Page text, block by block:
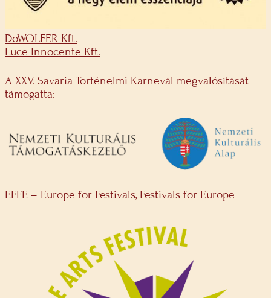
DöWOLFER Kft.
Luce Innocente Kft.
A XXV. Savaria Történelmi Karnevál megvalósítását
támogatta:
EFFE – Europe for Festivals, Festivals for Europe